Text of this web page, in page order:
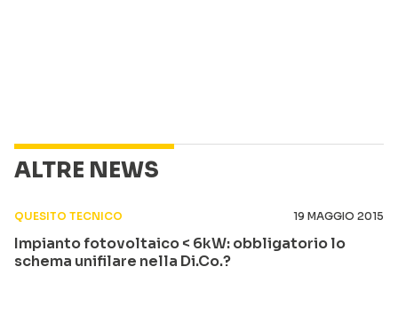
ALTRE NEWS
QUESITO TECNICO 19 MAGGIO 2015
Impianto fotovoltaico < 6kW: obbligatorio lo
schema unifilare nella Di.Co.?